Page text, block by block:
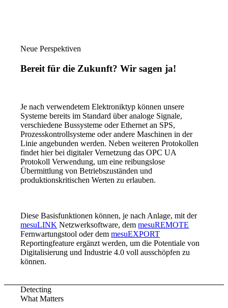
Neue Perspektiven
Bereit für die Zukunft? Wir sagen ja!
Je nach verwendetem Elektroniktyp können unsere
Systeme bereits im Standard über analoge Signale,
verschiedene Bussysteme oder Ethernet an SPS,
Prozesskontrollsysteme oder andere Maschinen in der
Linie angebunden werden. Neben weiteren Protokollen
findet hier bei digitaler Vernetzung das OPC UA
Protokoll Verwendung, um eine reibungslose
Übermittlung von Betriebszuständen und
produktionskritischen Werten zu erlauben.
Diese Basisfunktionen können, je nach Anlage, mit der
mesuLINK Netzwerksoftware, demmesuREMOTE
Fernwartungstool oder demmesuEXPORT
Reportingfeature ergänzt werden, um die Potentiale von
Digitalisierung und Industrie 4.0 voll ausschöpfen zu
können.
Detecting
What Matters